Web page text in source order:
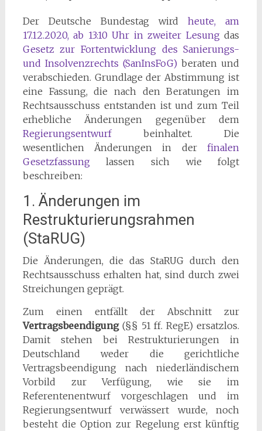
Der Deutsche Bundestag wirdheute, am
17.12.2020, ab 13:10 Uhr in zweiter Lesung das
Gesetz zur Fortentwicklung des Sanierungs-
und Insolvenzrechts (SanInsFoG) beraten und
verabschieden. Grundlage der Abstimmung ist
eine Fassung, die nach den Beratungen im
Rechtsausschuss entstanden ist und zum Teil
erhebliche Änderungen gegenüber dem
Regierungsentwurfbeinhaltet. Die
wesentlichen Änderungen in derfinalen
Gesetzfassung lassen sich wie folgt
beschreiben:
1. Änderungen im
Restrukturierungsrahmen
(StaRUG)
Die Änderungen, die das StaRUG durch den
Rechtsausschuss erhalten hat, sind durch zwei
Streichungen geprägt.
Zum einen entfällt der Abschnitt zur
Vertragsbeendigung(§§ 51 ff. RegE) ersatzlos.
Damit stehen bei Restrukturierungen in
Deutschland weder die gerichtliche
Vertragsbeendigung nach niederländischem
Vorbild zur Verfügung, wie sie im
Referentenentwurf vorgeschlagen und im
Regierungsentwurf verwässert wurde, noch
besteht die Option zur Regelung erst künftig